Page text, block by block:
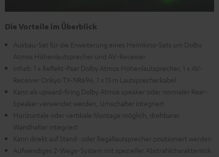
Die Vorteile im Überblick
Ausbau-Set für die Erweiterung eines Heimkino-Sets um Dolby
Atmos Höhenlautsprecher und AV-Receiver
Inhalt: 1 x Reflekt-Paar Dolby Atmos Höhenlautsprecher, 1 x AV-
Receiver Onkyo TX-NR696, 1 x 15 m Lautsprecherkabel
Kann als upward-firing Dolby Atmos speaker oder normaler Rear-
Speaker verwendet werden, Umschalter integriert
Horizontale oder vertikale Montage möglich, drehbarer
Wandhalter integriert
Kann direkt auf Stand- oder Regallautsprecher positioniert werden
Aufwendiges 2-Wege-System mit spezieller Abstrahlcharakteristik